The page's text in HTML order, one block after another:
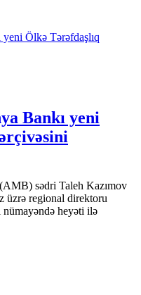
Bankı yeni
sədri Taleh Kazımov
üzrə regional direktoru
heyəti ilə